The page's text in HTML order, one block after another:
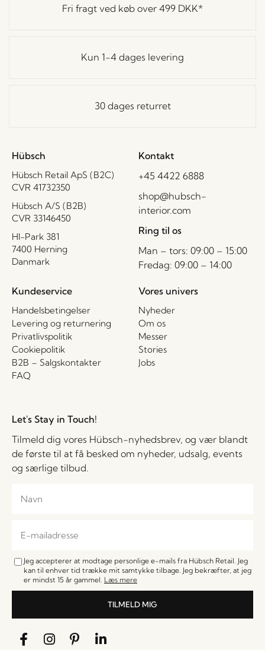
Fri fragt ved køb over 499 DKK*
Kun 1-4 dages levering
30 dages returret
Hübsch
Hübsch Retail ApS (B2C)
CVR 41732350
Hübsch A/S (B2B)
CVR 33146450
HI-Park 381
7400 Herning
Danmark
Kontakt
+45 4422 6888
shop@hubsch-
interior.com
Ring til os
Man – tors: 09:00 – 15:00
Fredag: 09:00 – 14:00
Kundeservice
Handelsbetingelser
Levering og returnering
Privatlivspolitik
Cookiepolitik
B2B – Salgskontakter
FAQ
Vores univers
Nyheder
Om os
Messer
Stories
Jobs
Let's Stay in Touch!
Tilmeld dig vores Hübsch-nyhedsbrev, og vær blandt
de første til at få besked om nyheder, udsalg, events
og særlige tilbud.
Jeg accepterer at modtage personlige e-mails fra Hübsch Retail. Jeg
kan til enhver tid trække mit samtykke tilbage. Jeg bekræfter, at jeg
er mindst 15 år gammel. Læs mere
TILMELD MIG